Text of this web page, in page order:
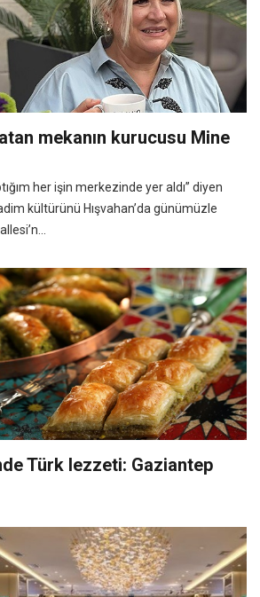
mekanın kurucusu Mine
her işin merkezinde yer aldı” diyen
kültürünü Hışvahan’da günümüzle
Türk lezzeti: Gaziantep